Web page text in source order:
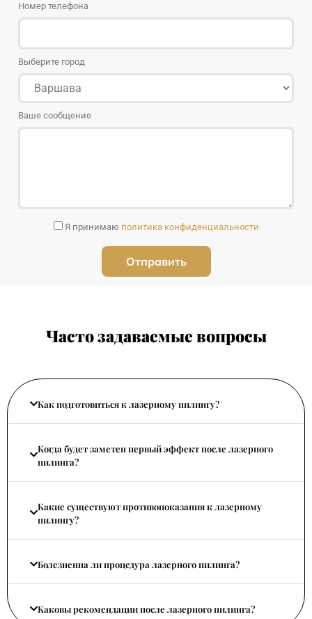
Номер телефона
Выберите город
Ваше сообщение
Я принимаю политика конфиденциальности
Часто задаваемые вопросы
Как подготовиться к лазерному пилингу?
Когда будет заметен первый эффект после лазерного
пилинга?
Какие существуют противопоказания к лазерному
пилингу?
Болезненна ли процедура лазерного пилинга?
Каковы рекомендации после лазерного пилинга?